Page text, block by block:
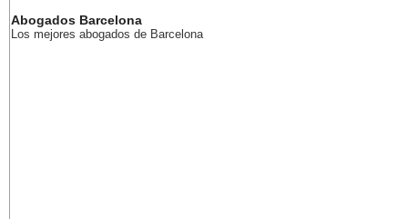
Abogados Barcelona
Los mejores abogados de Barcelona